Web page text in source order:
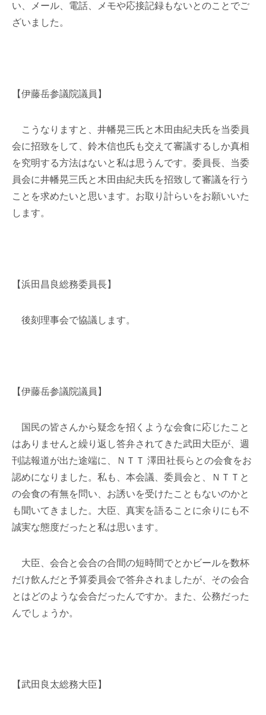
い、メール、電話、メモや応接記録もないとのことでご
ざいました。
【伊藤岳参議院議員】
こうなりますと、井幡晃三氏と木田由紀夫氏を当委員
会に招致をして、鈴木信也氏も交えて審議するしか真相
を究明する方法はないと私は思うんです。委員長、当委
員会に井幡晃三氏と木田由紀夫氏を招致して審議を行う
ことを求めたいと思います。お取り計らいをお願いいた
します。
【浜田昌良総務委員長】
後刻理事会で協議します。
【伊藤岳参議院議員】
国民の皆さんから疑念を招くような会食に応じたこと
はありませんと繰り返し答弁されてきた武田大臣が、週
刊誌報道が出た途端に、ＮＴＴ 澤田社長らとの会食をお
認めになりました。私も、本会議、委員会と、ＮＴＴと
の会食の有無を問い、お誘いを受けたこともないのかと
も聞いてきました。大臣、真実を語ることに余りにも不
誠実な態度だったと私は思います。
大臣、会合と会合の合間の短時間でとかビールを数杯
だけ飲んだと予算委員会で答弁されましたが、その会合
とはどのような会合だったんですか。また、公務だった
んでしょうか。
【武田良太総務大臣】